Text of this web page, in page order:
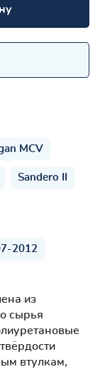
MCV
Sandero II
2012
из
сырья
втулкам,